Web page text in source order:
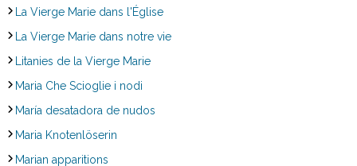
La Vierge Marie dans l'Église
La Vierge Marie dans notre vie
Litanies de la Vierge Marie
Maria Che Scioglie i nodi
María desatadora de nudos
Maria Knotenlöserin
Marian apparitions